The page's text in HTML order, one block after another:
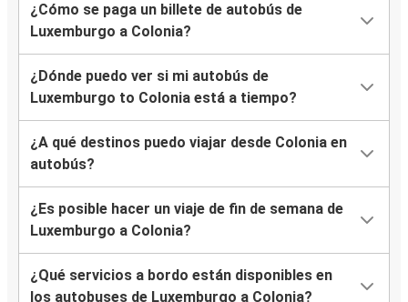
¿Cómo se paga un billete de autobús de
Luxemburgo a Colonia?
¿Dónde puedo ver si mi autobús de
Luxemburgo to Colonia está a tiempo?
¿A qué destinos puedo viajar desde Colonia en
autobús?
¿Es posible hacer un viaje de fin de semana de
Luxemburgo a Colonia?
¿Qué servicios a bordo están disponibles en
los autobuses de Luxemburgo a Colonia?